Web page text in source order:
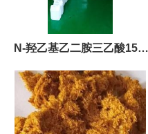
N-羟乙基乙二胺三乙酸150-
39-0